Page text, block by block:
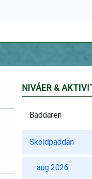
NIVÅER &
Baddaren
Sköldpaddan
aug 2026